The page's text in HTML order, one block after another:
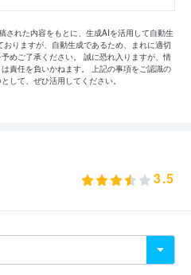
された内容をもとに、生成AIを活用して自動生
りますが、自動生成であるため、まれに適切
めご了承ください。 誠に恐れ入りますが、情
責任を負いかねます。 上記の事項をご認識の
して、ぜひ活用してください。
3.5